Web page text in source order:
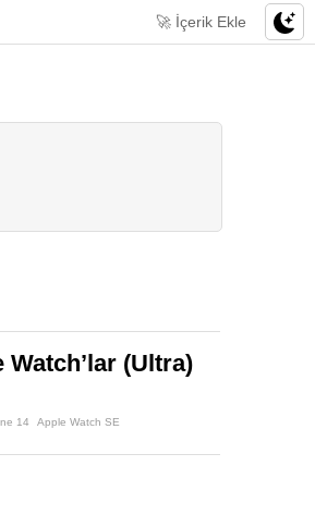
🚀 İçerik Ekle
Watch’lar (Ultra)
14
Apple Watch SE